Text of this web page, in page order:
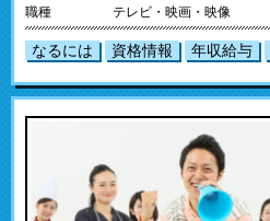
職種 テレビ・映画・映像
なるには 資格情報 年収給与